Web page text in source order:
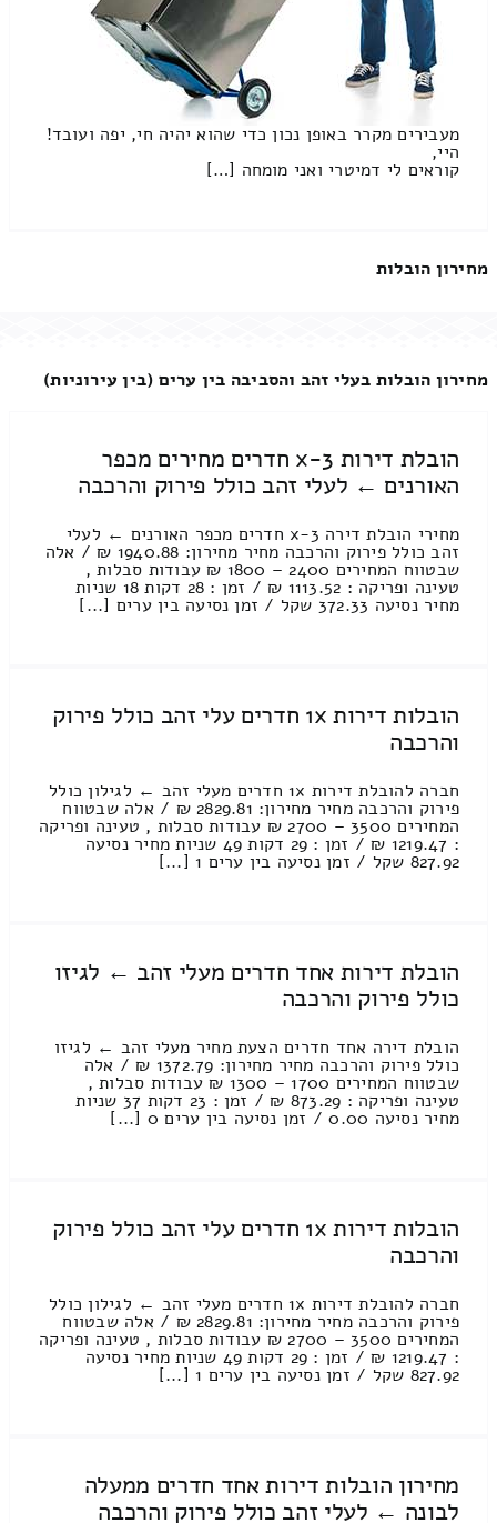
מעבירים מקרר באופן נכון כדי שהוא יהיה חי, יפה ועובד!
היי,
קוראים לי דמיטרי ואני מומחה […]
מחירון הובלות
מחירון הובלות בעלי זהב והסביבה בין ערים (בין עירוניות)
הובלת דירות 3-x חדרים מחירים מכפר
האורנים ← לעלי זהב כולל פירוק והרכבה
מחירי הובלת דירה 3-x חדרים מכפר האורנים ← לעלי
זהב כולל פירוק והרכבה מחיר מחירון: 1940.88 ₪ / אלה
שבטווח המחירים 2400 – 1800 ₪ עבודות סבלות ,
טעינה ופריקה : 1113.52 ₪ / זמן : 28 דקות 18 שניות
מחיר נסיעה 372.33 שקל / זמן נסיעה בין ערים [...]
הובלות דירות 1x חדרים עלי זהב כולל פירוק
והרכבה
חברה להובלת דירות 1x חדרים מעלי זהב ← לגילון כולל
פירוק והרכבה מחיר מחירון: 2829.81 ₪ / אלה שבטווח
המחירים 3500 – 2700 ₪ עבודות סבלות , טעינה ופריקה
: 1219.47 ₪ / זמן : 29 דקות 49 שניות מחיר נסיעה
827.92 שקל / זמן נסיעה בין ערים 1 [...]
הובלת דירות אחד חדרים מעלי זהב ← לגיזו
כולל פירוק והרכבה
הובלת דירה אחד חדרים הצעת מחיר מעלי זהב ← לגיזו
כולל פירוק והרכבה מחיר מחירון: 1372.79 ₪ / אלה
שבטווח המחירים 1700 – 1300 ₪ עבודות סבלות ,
טעינה ופריקה : 873.29 ₪ / זמן : 23 דקות 37 שניות
מחיר נסיעה 0.00 / זמן נסיעה בין ערים 0 [...]
הובלות דירות 1x חדרים עלי זהב כולל פירוק
והרכבה
חברה להובלת דירות 1x חדרים מעלי זהב ← לגילון כולל
פירוק והרכבה מחיר מחירון: 2829.81 ₪ / אלה שבטווח
המחירים 3500 – 2700 ₪ עבודות סבלות , טעינה ופריקה
: 1219.47 ₪ / זמן : 29 דקות 49 שניות מחיר נסיעה
827.92 שקל / זמן נסיעה בין ערים 1 [...]
מחירון הובלות דירות אחד חדרים ממעלה
לבונה ← לעלי זהב כולל פירוק והרכבה